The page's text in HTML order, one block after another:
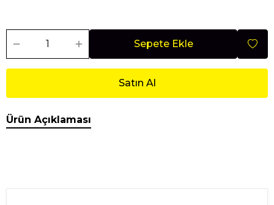
Sepete Ekle
Satın Al
Ürün Açıklaması